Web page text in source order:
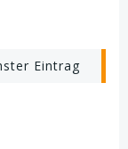
Eintrag